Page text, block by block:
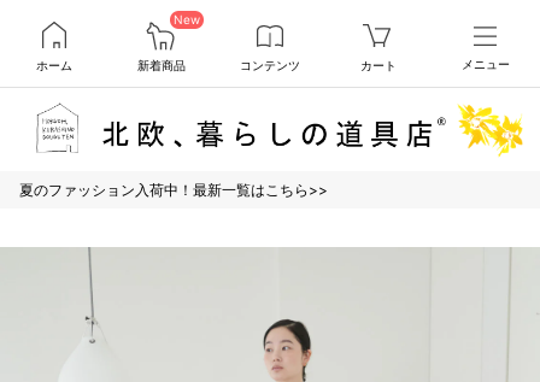
ホーム
New
新着商品 コンテンツ カート メニュー
夏のファッション入荷中！最新一覧はこちら>>